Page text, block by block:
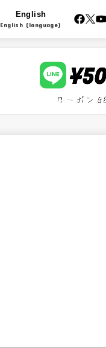
English
English (language)